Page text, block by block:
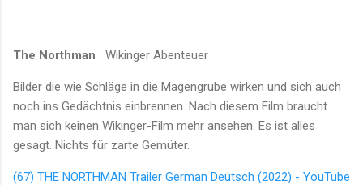
The Northman Wikinger Abenteuer
Bilder die wie Schläge in die Magengrube wirken und sich auch
noch ins Gedächtnis einbrennen. Nach diesem Film braucht
man sich keinen Wikinger-Film mehr ansehen. Es ist alles
gesagt. Nichts für zarte Gemüter.
(67) THE NORTHMAN Trailer German Deutsch (2022) - YouTube